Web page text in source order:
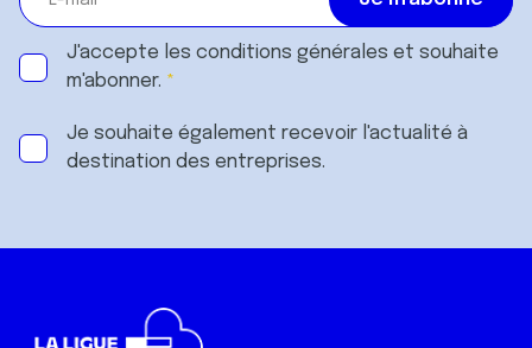
J'accepte les conditions générales et souhaite
m'abonner.
Je souhaite également recevoir l'actualité à
destination des entreprises.